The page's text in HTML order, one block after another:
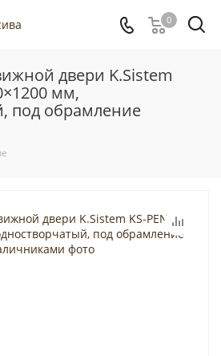
0
двери K.Sistem
мм,
под обрамление